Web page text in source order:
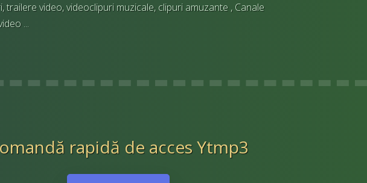
video, videoclipuri muzicale, clipuri amuzante , Canale
...
rapidă de acces Ytmp3